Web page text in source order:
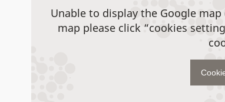
Unable to display the Google
map please click “cookies